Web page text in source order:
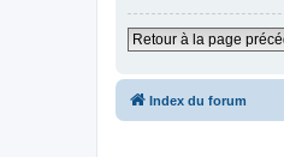
Retour à la page
Index du forum